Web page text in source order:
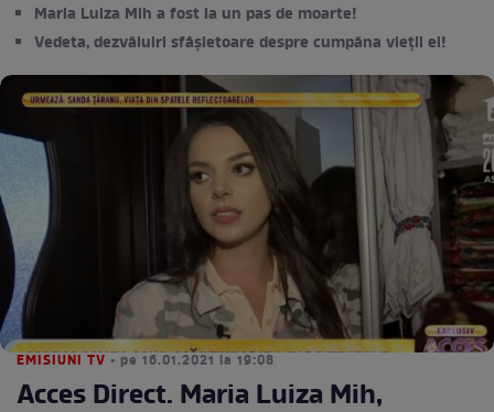
Maria Luiza Mih a fost la un pas de moarte!
Vedeta, dezvăluiri sfâșietoare despre cumpăna vieții ei!
EMISIUNI TV • pe 16.01.2021 la 19:08
Acces Direct. Maria Luiza Mih,